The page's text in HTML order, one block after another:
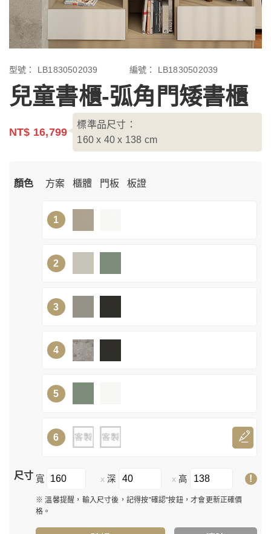
型號： LB1830502039 編號： LB1830502039
兒童書櫃-弧角門矮書櫃
NT$ 16,799
標準品尺寸：
160 x 40 x 138 cm
顏色 方案 櫃體 門板 板證
1
2
3
4
5
6
尺寸 寬 x 深 x 高 !
※ 溫馨提醒，輸入尺寸後，記得按"確認"按鈕，才會更新正確價
格。